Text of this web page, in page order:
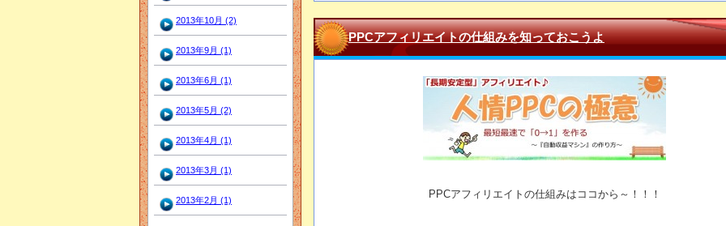
PPCアフィリエイトの仕組みを知っておこうよ
PPCアフィリエイトの仕組みはココから～！！！
2013年10月 (2)
2013年9月 (1)
2013年6月 (1)
2013年5月 (2)
2013年4月 (1)
2013年3月 (1)
2013年2月 (1)